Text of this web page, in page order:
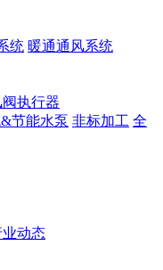
统 暖通通风系统
阀执行器
节能水泵 非标加工 全
业动态